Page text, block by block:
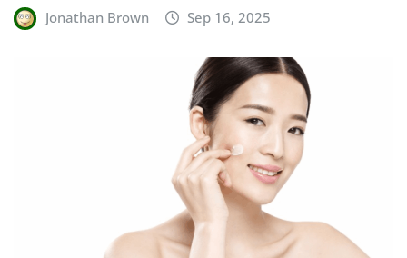
Jonathan Brown Sep 16, 2025